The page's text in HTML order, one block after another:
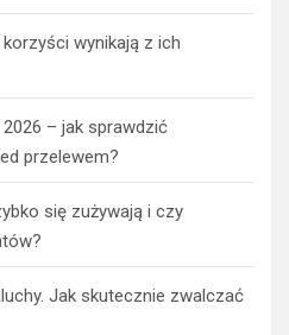
wynikają z ich
– jak sprawdzić
przelewem?
się zużywają i czy
Jak skutecznie zwalczać